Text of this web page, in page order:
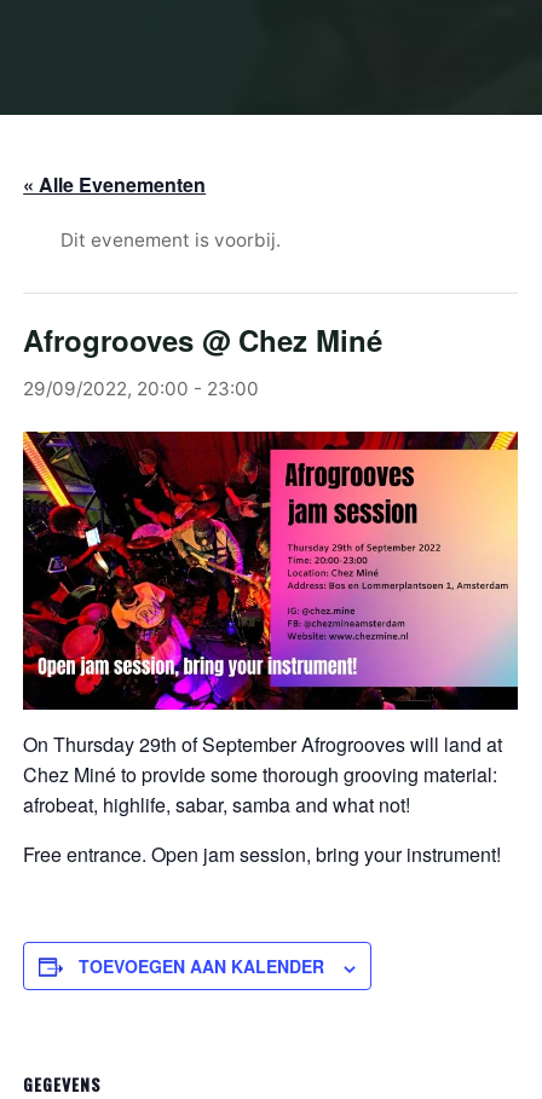
« Alle Evenementen
Dit evenement is voorbij.
Afrogrooves @ Chez Miné
29/09/2022, 20:00 - 23:00
On Thursday 29th of September Afrogrooves will land at
Chez Miné to provide some thorough grooving material:
afrobeat, highlife, sabar, samba and what not!
Free entrance. Open jam session, bring your instrument!
TOEVOEGEN AAN KALENDER
GEGEVENS